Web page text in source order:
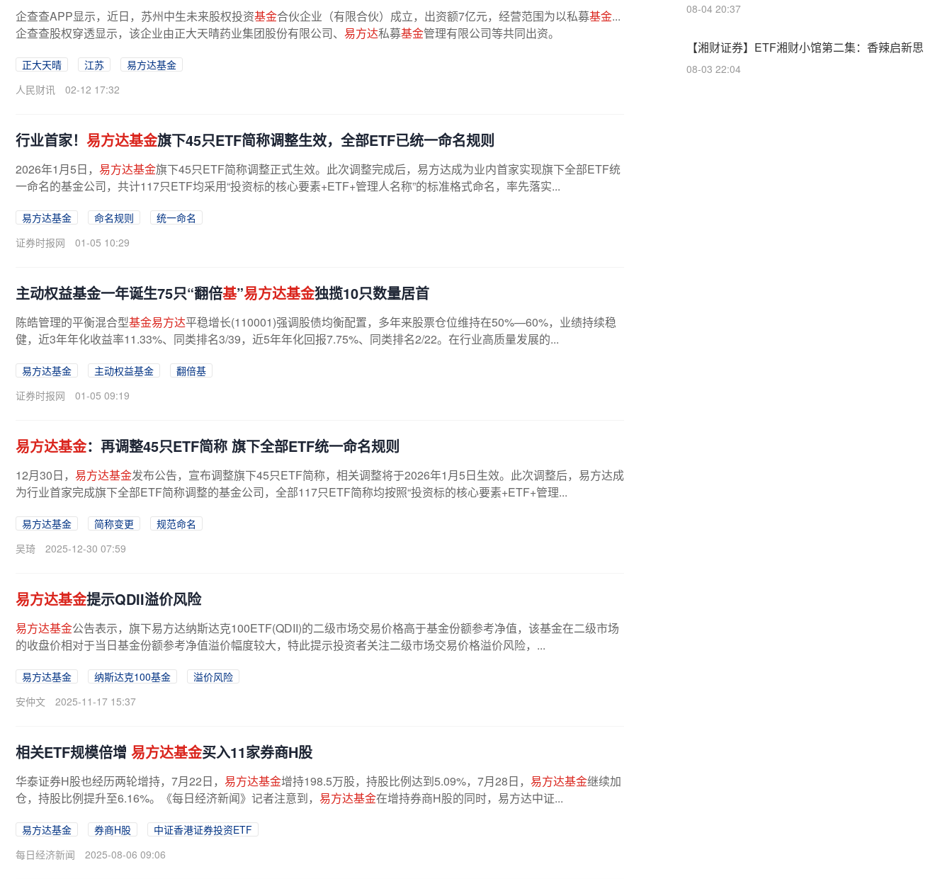
企查查APP显示，近日，苏州中生未来股权投资基金合伙企业（有限合伙）成立，出资额7亿元，经营范围为以私募基金...
企查查股权穿透显示，该企业由正大天晴药业集团股份有限公司、 易方达私募基金管理有限公司等共同出资。
正大天晴 江苏
易方达基金
人民财讯
02-12 17:32
行业首家！ 易方达基金旗下45只ETF简称调整生效，全部ETF已统一命名规则
2026年1月5日， 易方达基金旗下45只ETF简称调整正式生效。此次调整完成后，易方达成为业内首家实现旗下全部ETF统
一命名的基金公司，共计117只ETF均采用“投资标的核心要素+ETF+管理人名称”的标准格式命名，率先落实...
易方达基金 命名规则
统一命名
证券时报网
01-05 10:29
主动权益基金一年诞生75只“翻倍基”易方达基金独揽10只数量居首
陈皓管理的平衡混合型基金易方达平稳增长(110001)强调股债均衡配置，多年来股票仓位维持在50%—60%，业绩持续稳
健，近3年年化收益率11.33%、同类排名3/39，近5年年化回报7.75%、同类排名2/22。在行业高质量发展的...
易方达基金 主动权益基金
翻倍基
证券时报网
01-05 09:19
易方达基金：再调整45只ETF简称 旗下全部ETF统一命名规则
12月30日， 易方达基金发布公告，宣布调整旗下45只ETF简称，相关调整将于2026年1月5日生效。此次调整后，易方达成
为行业首家完成旗下全部ETF简称调整的基金公司，全部117只ETF简称均按照“投资标的核心要素+ETF+管理...
易方达基金 简称变更
规范命名
吴琦
2025-12-30 07:59
易方达基金提示QDII溢价风险
易方达基金公告表示，旗下易方达纳斯达克100ETF(QDII)的二级市场交易价格高于基金份额参考净值，该基金在二级市场
的收盘价相对于当日基金份额参考净值溢价幅度较大，特此提示投资者关注二级市场交易价格溢价风险，...
易方达基金 纳斯达克100基金
溢价风险
安仲文
2025-11-17 15:37
相关ETF规模倍增 易方达基金买入11家券商H股
华泰证券H股也经历两轮增持，7月22日， 易方达基金增持198.5万股，持股比例达到5.09%，7月28日， 易方达基金继续加
仓，持股比例提升至6.16%。《每日经济新闻》记者注意到， 易方达基金在增持券商H股的同时，易方达中证...
易方达基金 券商H股
中证香港证券投资ETF
每日经济新闻
2025-08-06 09:06
08-04 20:37
【湘财证券】ETF湘财小馆第二集：香辣启新思
08-03 22:04